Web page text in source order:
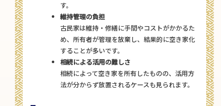
す。
維持管理の負担
古民家は維持・修繕に手間やコストがかかるた
め、所有者が管理を放棄し、結果的に空き家化
することが多いです。
相続による活用の難しさ
相続によって空き家を所有したものの、活用方
法が分からず放置されるケースも見られます。